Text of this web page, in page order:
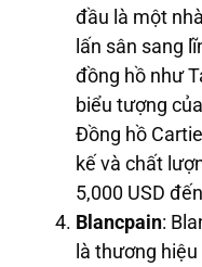
đầu là một
lấn sân sang
đồng hồ như
biểu tượng
Đồng hồ
kế và chất
5,000 USD
Blancpain:
là thương